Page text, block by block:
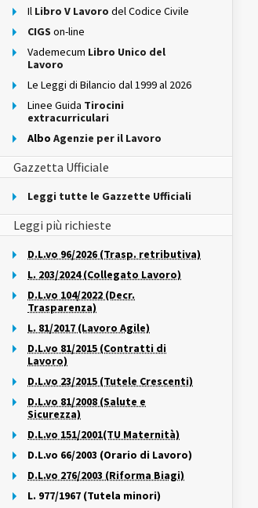
Il Libro V Lavoro del Codice Civile
CIGS on-line
Vademecum Libro Unico del
Lavoro
Le Leggi di Bilancio dal 1999 al 2026
Linee Guida Tirocini
extracurriculari
Albo Agenzie per il Lavoro
Gazzetta Ufficiale
Leggi tutte le Gazzette Ufficiali
Leggi più richieste
D.L.vo 96/2026 (Trasp. retributiva)
L. 203/2024 (Collegato Lavoro)
D.L.vo 104/2022 (Decr.
Trasparenza)
L. 81/2017 (Lavoro Agile)
D.L.vo 81/2015 (Contratti di
Lavoro)
D.L.vo 23/2015 (Tutele Crescenti)
D.L.vo 81/2008 (Salute e
Sicurezza)
D.L.vo 151/2001(TU Maternità)
D.L.vo 66/2003 (Orario di Lavoro)
D.L.vo 276/2003 (Riforma Biagi)
L. 977/1967 (Tutela minori)